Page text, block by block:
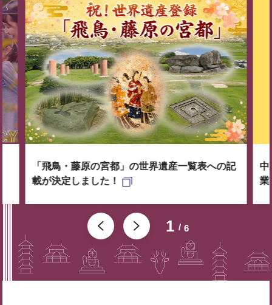
1 6
「飛鳥・藤原の宮都」の世界遺産一覧表への記
載が決定しました！
中
業